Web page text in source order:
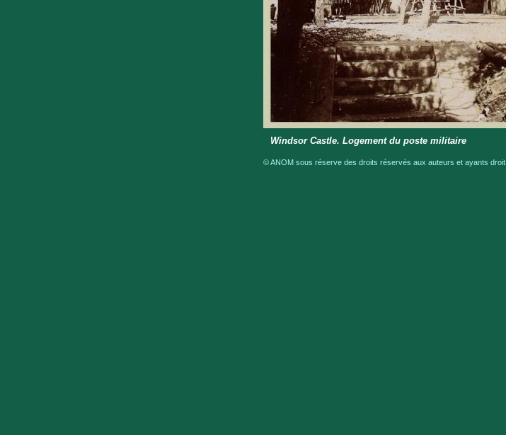
Windsor Castle. Logement du poste militaire
© ANOM sous réserve des droits réservés aux auteurs et ayants droit